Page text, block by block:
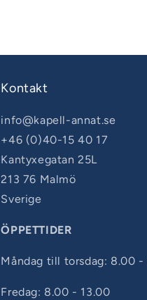
Kontakt
info@kapell-annat.se
+46 (0)40-15 40 17
Kantyxegatan 25L
213 76 Malmö
Sverige
ÖPPETTIDER
Måndag till torsdag: 8.00 -
Fredag: 8.00 - 13.00